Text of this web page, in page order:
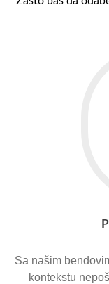
Sa našim
kontekstu